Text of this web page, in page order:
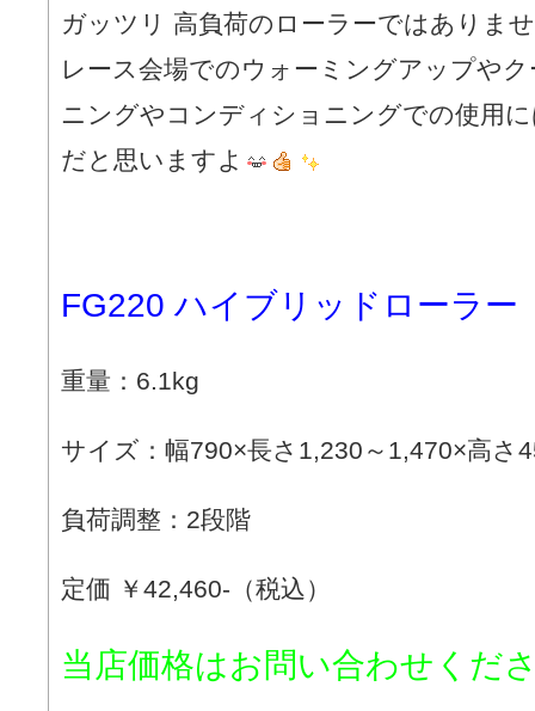
ガッツリ 高負荷のローラーではあり
レース会場でのウォーミングアップや
ニングやコンディショニングでの使用
だと思いますよ
FG220 ハイブリッドローラー
重量：6.1kg
サイズ：幅790×長さ1,230～1,470×高さ
負荷調整：2段階
定価 ￥42,460-（税込）
当店価格はお問い合わせくだ